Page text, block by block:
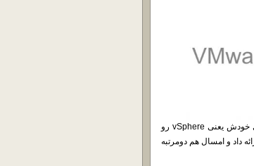
شرکت VMware غول مجازی سازی دنیا امروز نسخه 7.0 از پلتفرم بینظیر مجاری سازی خودش یعنی vSphere رو
شرکت نسخه 6.7 از این محصولش رو ارائه داد و امسال هم دومرتبه